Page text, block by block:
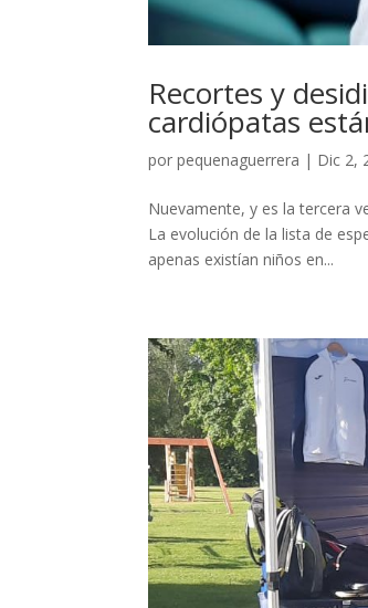
Recortes y
cardiópatas
porpequenaguerrera | Dic 2,
Nuevamente, y es la tercera
La evolución de la lista de
apenas existían niños en...